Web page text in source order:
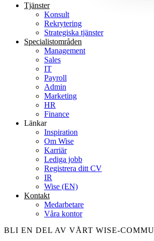
Tjänster
Konsult
Rekrytering
Strategiska tjänster
Specialist­områden
Management
Sales
IT
Payroll
Admin
Marketing
HR
Finance
Länkar
Inspiration
Om Wise
Karriär
Lediga jobb
Registrera ditt CV
IR
Wise (EN)
Kontakt
Medarbetare
Våra kontor
BLI EN DEL AV VÅRT WISE-